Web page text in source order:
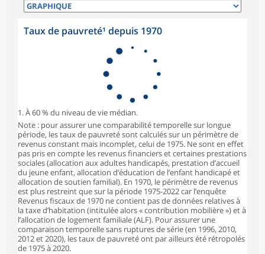
Taux de pauvreté¹ depuis 1970
1. À 60 % du niveau de vie médian.
Note : pour assurer une comparabilité temporelle sur longue
période, les taux de pauvreté sont calculés sur un périmètre de
revenus constant mais incomplet, celui de 1975. Ne sont en effet
pas pris en compte les revenus financiers et certaines prestations
sociales (allocation aux adultes handicapés, prestation d’accueil
du jeune enfant, allocation d’éducation de l’enfant handicapé et
allocation de soutien familial). En 1970, le périmètre de revenus
est plus restreint que sur la période 1975-2022 car l’enquête
Revenus fiscaux de 1970 ne contient pas de données relatives à
la taxe d’habitation (intitulée alors « contribution mobilière ») et à
l’allocation de logement familiale (ALF). Pour assurer une
comparaison temporelle sans ruptures de série (en 1996, 2010,
2012 et 2020), les taux de pauvreté ont par ailleurs été rétropolés
de 1975 à 2020.